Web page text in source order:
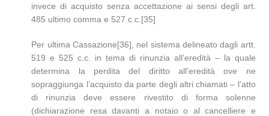
invece di acquisto senza accettazione ai sensi degli art.
485 ultimo comma e 527 c.c.[35]
Per ultima Cassazione[36], nel sistema delineato dagli artt.
519 e 525 c.c. in tema di rinunzia all’eredità – la quale
determina la perdita del diritto all’eredità ove ne
sopraggiunga l’acquisto da parte degli altri chiamati – l’atto
di rinunzia deve essere rivestito di forma solenne
(dichiarazione resa davanti a notaio o al cancelliere e